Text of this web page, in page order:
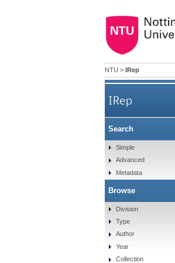
NTU > IRep
IRep
Search
Simple
Advanced
Metadata
Browse
Division
Type
Author
Year
Collection